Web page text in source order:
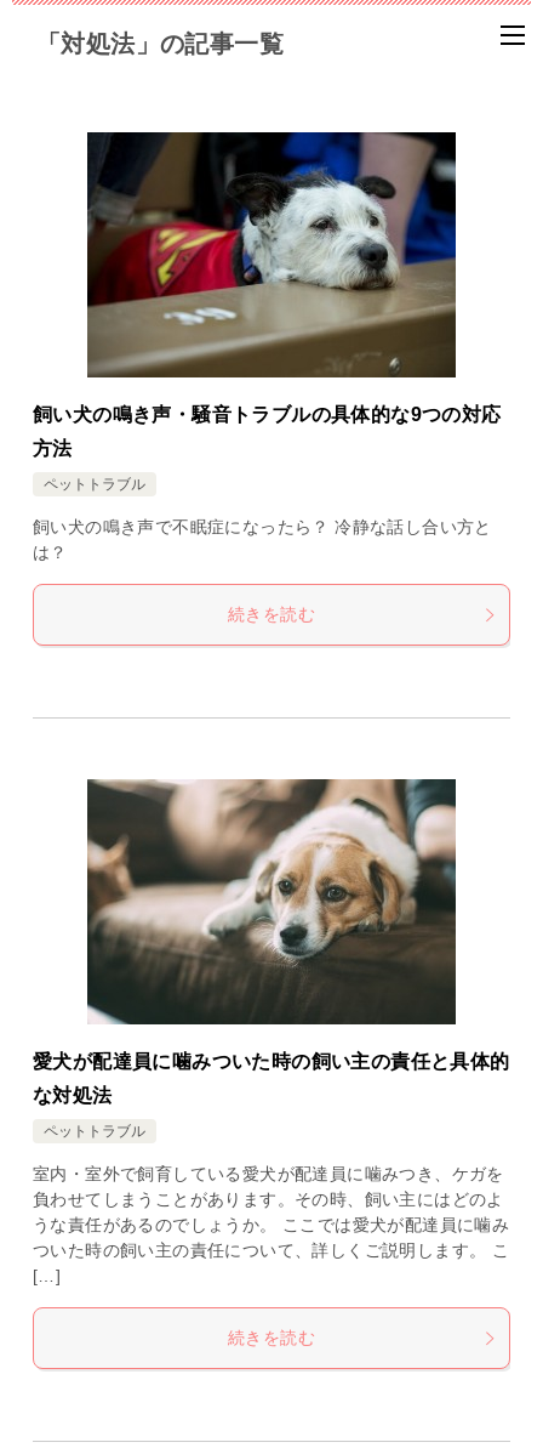
「対処法」の記事一覧
飼い犬の鳴き声・騒音トラブルの具体的な9つの対応
方法
ペットトラブル
飼い犬の鳴き声で不眠症になったら？ 冷静な話し合い方と
は？
続きを読む
愛犬が配達員に噛みついた時の飼い主の責任と具体的
な対処法
ペットトラブル
室内・室外で飼育している愛犬が配達員に噛みつき、ケガを
負わせてしまうことがあります。その時、飼い主にはどのよ
うな責任があるのでしょうか。 ここでは愛犬が配達員に噛み
ついた時の飼い主の責任について、詳しくご説明します。 こ
[…]
続きを読む